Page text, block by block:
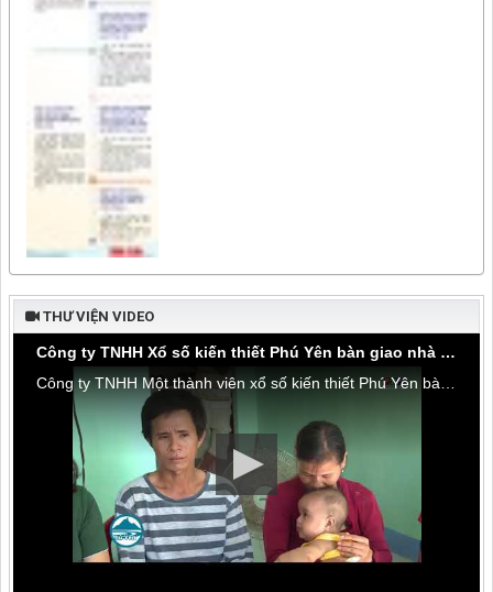
THƯ VIỆN VIDEO
Công ty TNHH Xổ số kiến thiết Phú Yên bàn giao nhà tình thương tại thôn Hòa Đa, xã An Mỹ
Công ty TNHH Một thành viên xổ số kiến thiết Phú Yên bàn giao nhà tình thương tại thôn Hòa Đa, xã An Mỹ, huyện Tuy An